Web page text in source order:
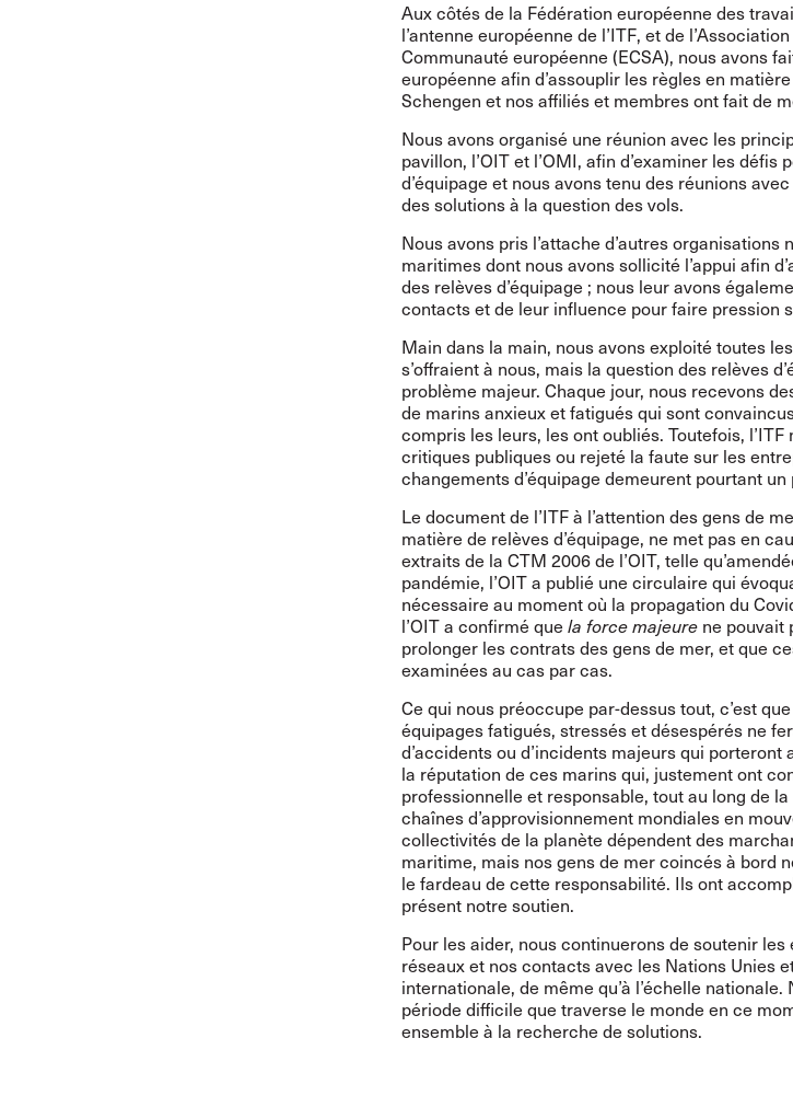
Aux côtés de la Fédération européenne des
l’antenne européenne de l’ITF, et de
Communauté européenne (ECSA), nous avons
européenne afin d’assouplir les règles en
Schengen et nos affiliés et membres ont fait de
Nous avons organisé une réunion avec les
pavillon, l’OIT et l’OMI, afin d’examiner les défis
d’équipage et nous avons tenu des réunions
des solutions à la question des vols.
Nous avons pris l’attache d’autres organisations
maritimes dont nous avons sollicité l’appui afin
des relèves d’équipage ; nous leur avons
contacts et de leur influence pour faire pression
Main dans la main, nous avons exploité toutes
s’offraient à nous, mais la question des relèves
problème majeur. Chaque jour, nous recevons
de marins anxieux et fatigués qui sont
compris les leurs, les ont oubliés. Toutefois, l’ITF
critiques publiques ou rejeté la faute sur les
changements d’équipage demeurent pourtant
Le document de l’ITF à l’attention des gens de
matière de relèves d’équipage, ne met pas en
extraits de la CTM 2006 de l’OIT, telle
pandémie, l’OIT a publié une circulaire qui
nécessaire au moment où la propagation du
l’OIT a confirmé que la force majeure ne pouvait
prolonger les contrats des gens de mer, et que
examinées au cas par cas.
Ce qui nous préoccupe par-dessus tout, c’est
équipages fatigués, stressés et désespérés ne
d’accidents ou d’incidents majeurs qui
la réputation de ces marins qui, justement ont
professionnelle et responsable, tout au long de
chaînes d’approvisionnement mondiales en
collectivités de la planète dépendent des
maritime, mais nos gens de mer coincés à bord
le fardeau de cette responsabilité. Ils ont
présent notre soutien.
Pour les aider, nous continuerons de soutenir
réseaux et nos contacts avec les Nations Unies
internationale, de même qu’à l’échelle
période difficile que traverse le monde en ce
ensemble à la recherche de solutions.